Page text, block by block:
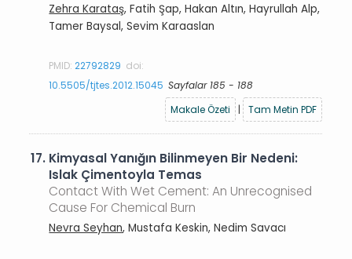
Zehra Karataş, Fatih Şap, Hakan Altın, Hayrullah Alp,
Tamer Baysal, Sevim Karaaslan
PMID:22792829 doi:
10.5505/tjtes.2012.15045 Sayfalar 185 - 188
Makale Özeti
| Tam Metin PDF
17. Kimyasal Yanığın Bilinmeyen Bir Nedeni:
Islak Çimentoyla Temas
Contact With Wet Cement: An Unrecognised
Cause For Chemical Burn
Nevra Seyhan, Mustafa Keskin, Nedim Savacı